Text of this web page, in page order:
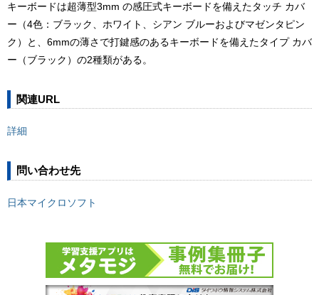
キーボードは超薄型3mm の感圧式キーボードを備えたタッチ カバ
ー（4色：ブラック、ホワイト、シアン ブルーおよびマゼンタピン
ク）と、6mmの薄さで打鍵感のあるキーボードを備えたタイプ カバ
ー（ブラック）の2種類がある。
関連URL
詳細
問い合わせ先
日本マイクロソフト